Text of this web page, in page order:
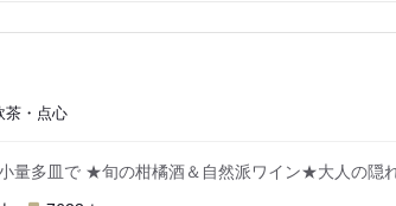
茶・点心
量多皿で ★旬の柑橘酒＆自然派ワイン★大人の隠